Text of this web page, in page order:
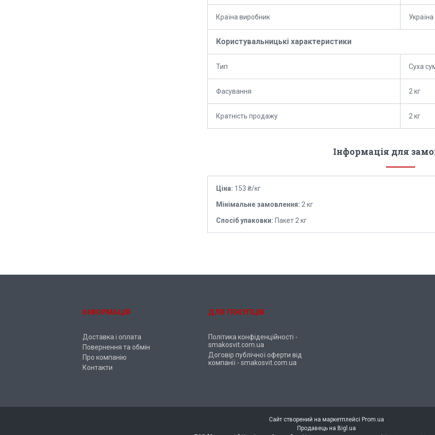
Країна виробник Україна
Користувальницькі характеристики
Тип Суха
Фасування 2 кг
Кратність продажу 2 кг
Інформація для
Ціна: 153 ₴/кг
Мінімальне замовлення: 2 кг
Спосіб упаковки: Пакет 2 кг
ІНФОРМАЦІЯ
Доставка і оплата
Повернення та обмін
Про компанію
Контакти
ДЛЯ ПОКУПЦІВ
Політика конфіденційності -
smakosvit.com.ua
Договір публічної оферти від
компанії - smakosvit.com.ua
Сайт створений на маркетплейсі Prom.ua
Продавець на Bigl.ua